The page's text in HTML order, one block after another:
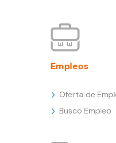
Empleos
Oferta de
Busco Empleo